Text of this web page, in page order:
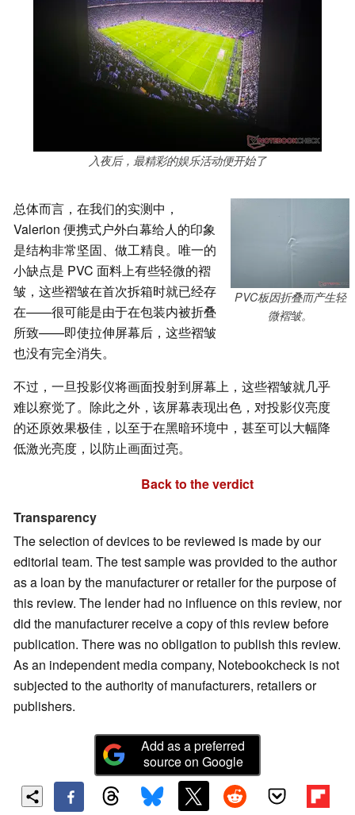
入夜后，最精彩的娱乐活动便开始了
PVC板因折叠而产生轻
微褶皱。
总体而言，在我们的实测中，
Valerion 便携式户外白幕给人的印象
是结构非常坚固、做工精良。唯一的
小缺点是 PVC 面料上有些轻微的褶
皱，这些褶皱在首次拆箱时就已经存
在——很可能是由于在包装内被折叠
所致——即使拉伸屏幕后，这些褶皱
也没有完全消失。
不过，一旦投影仪将画面投射到屏幕上，这些褶皱就几乎
难以察觉了。除此之外，该屏幕表现出色，对投影仪亮度
的还原效果极佳，以至于在黑暗环境中，甚至可以大幅降
低激光亮度，以防止画面过亮。
Back to the verdict
Transparency
The selection of devices to be reviewed is made by our
editorial team. The test sample was provided to the author
as a loan by the manufacturer or retailer for the purpose of
this review. The lender had no influence on this review, nor
did the manufacturer receive a copy of this review before
publication. There was no obligation to publish this review.
As an independent media company, Notebookcheck is not
subjected to the authority of manufacturers, retailers or
publishers.
Add as a preferred
source on Google